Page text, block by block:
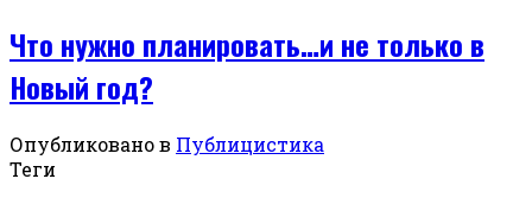
Что нужно планировать…и не только в
Новый год?
Опубликовано в Публицистика
Теги